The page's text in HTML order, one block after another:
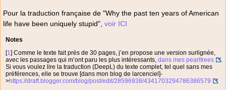
Pour la traduction française de "Why the past ten years of American
life have been uniquely stupid", voir ICI
Notes
[1] Comme le texte fait près de 30 pages, j’en propose une version surlignée,
avec les passages qui m’ont paru les plus intéressants, dans mes pearltrees
.
Si vous voulez lire la traduction (DeepL) du texte complet, tel quel sans mes
préférences, elle se trouve [dans mon blog de larcenciel]-
>https://draft.blogger.com/blog/post/edit/28596938/4341703294786386579